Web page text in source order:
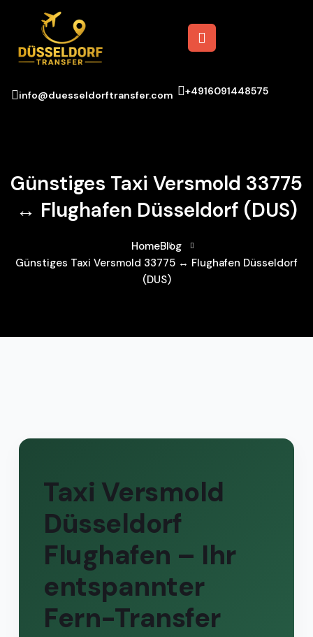
info@duesseldorftransfer.com +4916091448575
Günstiges Taxi Versmold 33775
↔ Flughafen Düsseldorf (DUS)
HomeBlog
Günstiges Taxi Versmold 33775 ↔ Flughafen Düsseldorf
(DUS)
Taxi Versmold
Düsseldorf
Flughafen – Ihr
entspannter
Fern-Transfer